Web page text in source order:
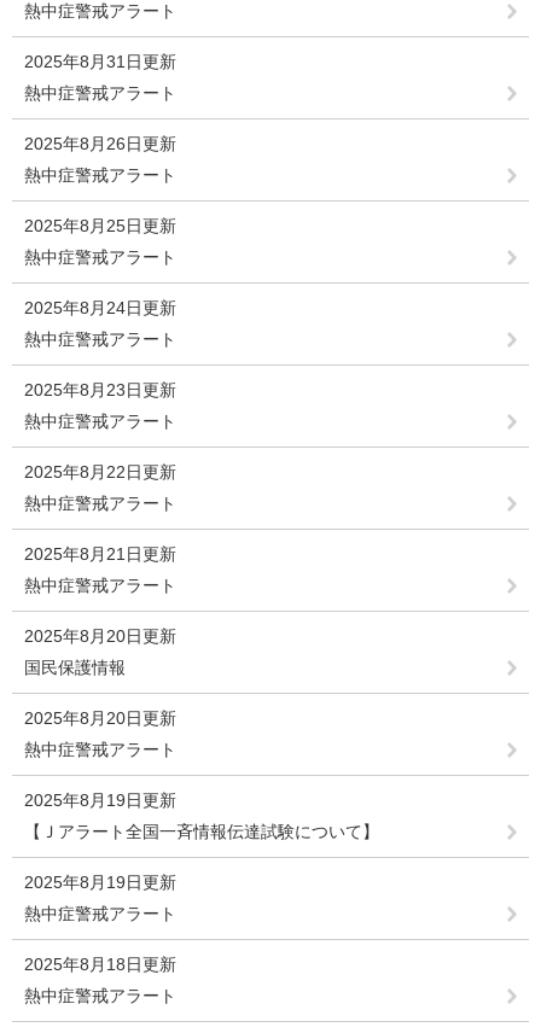
熱中症警戒アラート
2025年8月31日更新
熱中症警戒アラート
2025年8月26日更新
熱中症警戒アラート
2025年8月25日更新
熱中症警戒アラート
2025年8月24日更新
熱中症警戒アラート
2025年8月23日更新
熱中症警戒アラート
2025年8月22日更新
熱中症警戒アラート
2025年8月21日更新
熱中症警戒アラート
2025年8月20日更新
国民保護情報
2025年8月20日更新
熱中症警戒アラート
2025年8月19日更新
【Ｊアラート全国一斉情報伝達試験について】
2025年8月19日更新
熱中症警戒アラート
2025年8月18日更新
熱中症警戒アラート